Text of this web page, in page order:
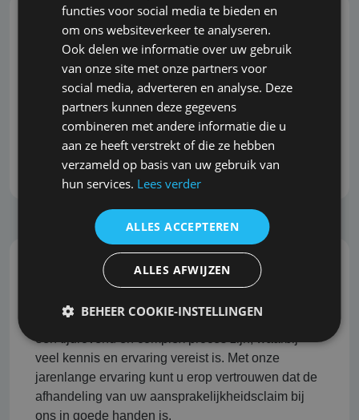
Snel, correct en grondig
U wilt snel kunnen inspelen op veranderingen en
ontwikkelingen in de markt. Wij begrijpen dit en
staan bekend om onze snelle reactie, zonder dat
dit ten koste gaat van de grondigheid en kwaliteit
van het advies.
Professionele schadeafhandeling
Het afhandelen van aansprakelijkheidsclaims kan
een tijdrovend en complex proces zijn, waarbij
veel kennis en ervaring vereist is. Met onze
jarenlange ervaring kunt u erop vertrouwen dat de
afhandeling van uw aansprakelijkheidsclaim bij
ons in goede handen is.
functies voor social media te bieden en
om ons websiteverkeer te analyseren.
Ook delen we informatie over uw gebruik
van onze site met onze partners voor
social media, adverteren en analyse. Deze
partners kunnen deze gegevens
combineren met andere informatie die u
aan ze heeft verstrekt of die ze hebben
verzameld op basis van uw gebruik van
hun services. Lees verder
ALLES ACCEPTEREN
ALLES AFWIJZEN
BEHEER COOKIE-INSTELLINGEN